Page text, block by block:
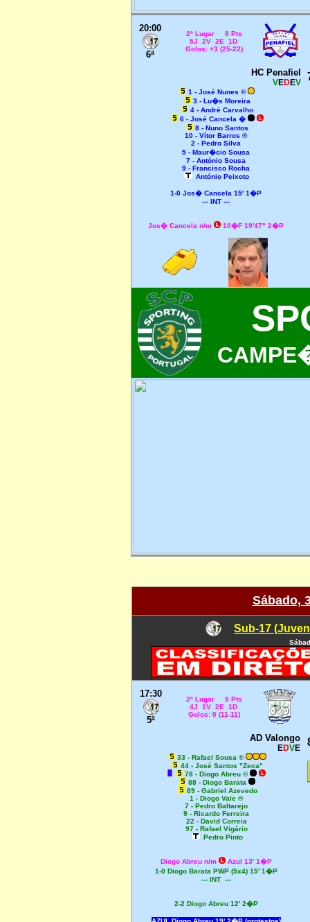
20:00
6ª
2º Lugar 8 Pts
5J 2V 2E 1D
Golos: +3 (25-22)
HC Penafiel
VEDEV
1 - José Nunes ®
3 - Lu�s Moreira
4 - André Carvalho
6 - José Cancela �
8 - Nuno Santos
10 - Vítor Barros ®
2 - Pedro Silva
5 - Maur�cio Sousa
7 - António Sousa
9 - Francisco Rocha
António Peixoto
1-0 Jos� Cancela 15' 1�P
--- INT ---
Jos� Cancela n/m 10�F 19'47" 2�P
Sábado,
Sub-17
17:30
5ª
2º Lugar 5 Pts
4J 1V 2E 1D
Golos: 0 (11-11)
AD Valongo
EDVE
33 - Rafael Sousa ®
44 - José Santos "Zeca"
78 - Diogo Abreu ©
88 - Diogo Barata
89 - Gabriel Azevedo
1 - Diogo Vale ®
7 - Pedro Baltarejo
9 - Ricardo Ferreira
22 - David Correia
97 - Rafael Vigário
Pedro Pinto
Diogo Abreu n/m
Azul 13' 1�P
1-0 Diogo Barata PWP (5x4) 15' 1�P
--- INT ---
2-2 Diogo Abreu 12' 2�P